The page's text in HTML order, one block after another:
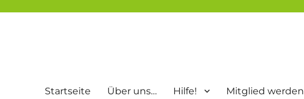
Startseite Über uns… Hilfe! Mitglied werden